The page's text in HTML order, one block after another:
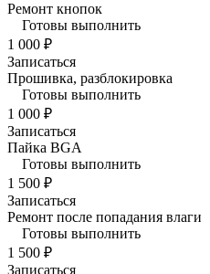
Ремонт кнопок
Готовы выполнить
1 000 ₽
Записаться
Прошивка, разблокировка
Готовы выполнить
1 000 ₽
Записаться
Пайка BGA
Готовы выполнить
1 500 ₽
Записаться
Ремонт после попадания влаги
Готовы выполнить
1 500 ₽
Записаться